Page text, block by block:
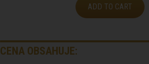
ADD TO CART
CENA OBSAHUJE: